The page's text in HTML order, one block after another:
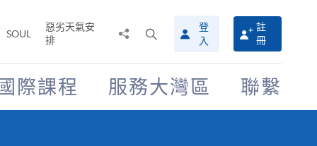
SOUL
惡劣天氣安
排
搜
尋
介
面
登
入
註
冊
際課程 服務大灣區 聯繫